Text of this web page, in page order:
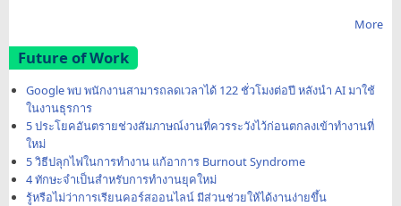
More
Future of Work
Google พบ พนักงานสามารถลดเวลาได้ 122 ชั่วโมงต่อปี หลังนำ AI มาใช้
ในงานธุรการ
5 ประโยคอันตรายช่วงสัมภาษณ์งานที่ควรระวังไว้ก่อนตกลงเข้าทำงานที่
ใหม่
5 วิธีปลุกไฟในการทำงาน แก้อาการ Burnout Syndrome
4 ทักษะจำเป็นสำหรับการทำงานยุคใหม่
รู้หรือไม่ว่าการเรียนคอร์สออนไลน์ มีส่วนช่วยให้ได้งานง่ายขึ้น